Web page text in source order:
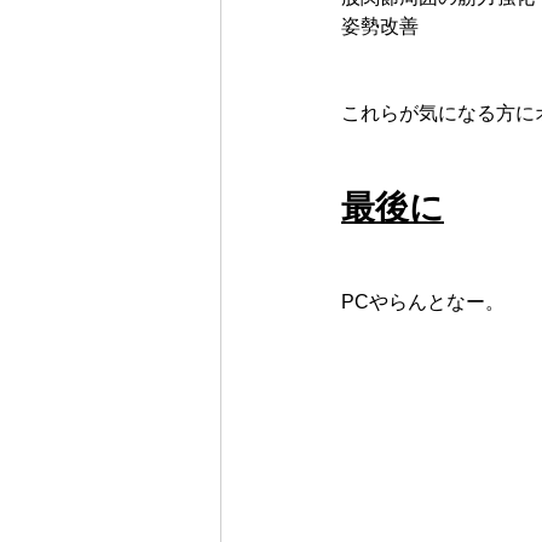
姿勢改善
これらが気になる方に
最後に
PCやらんとなー。